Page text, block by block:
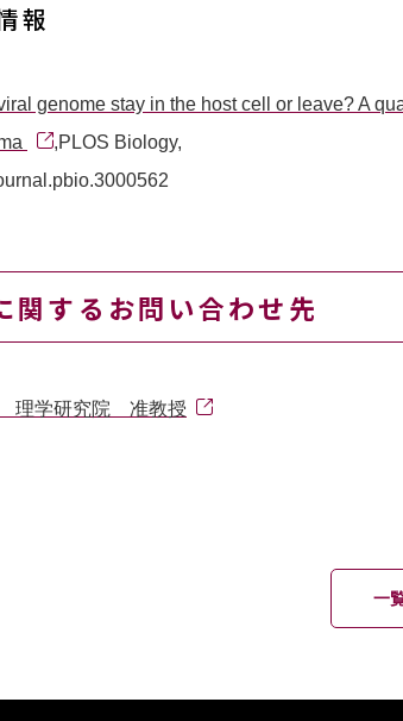
報
genome stay in the host cell or leave? A
,PLOS Biology,
関するお問い合わせ先
理学研究院 准教授
一